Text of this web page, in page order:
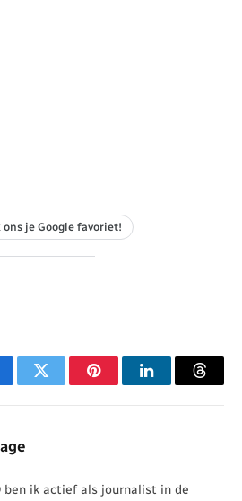
ons je Google favoriet!
Twitter PinterestLinkedIn
ben ik actief als journalist in de